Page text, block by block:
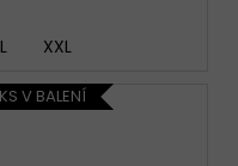
XXL
V BALENÍ